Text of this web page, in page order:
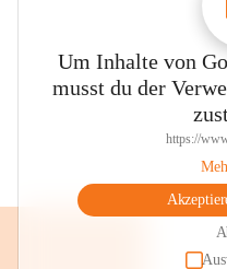
Um Inhalte von
musst du der
https://